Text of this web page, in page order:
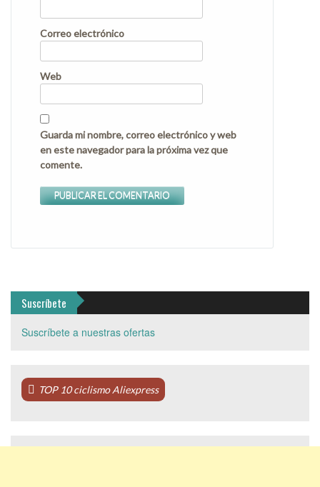
Correo electrónico
Web
Guarda mi nombre, correo electrónico y web
en este navegador para la próxima vez que
comente.
Suscríbete
Suscríbete a nuestras ofertas
TOP 10 ciclismo Aliexpress